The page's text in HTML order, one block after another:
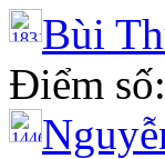
Bùi
Điểm